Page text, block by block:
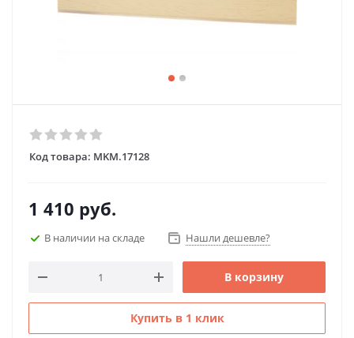
Код товара: MKM.17128
1 410 руб.
В наличии на складе Нашли дешевле?
В корзину
Купить в 1 клик